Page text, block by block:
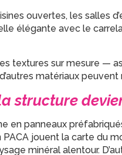
ouvertes, les salles
élégante avec le
textures sur mesure —
matériaux peuvent
structure
en panneaux
jouent la carte du
minéral alentour.